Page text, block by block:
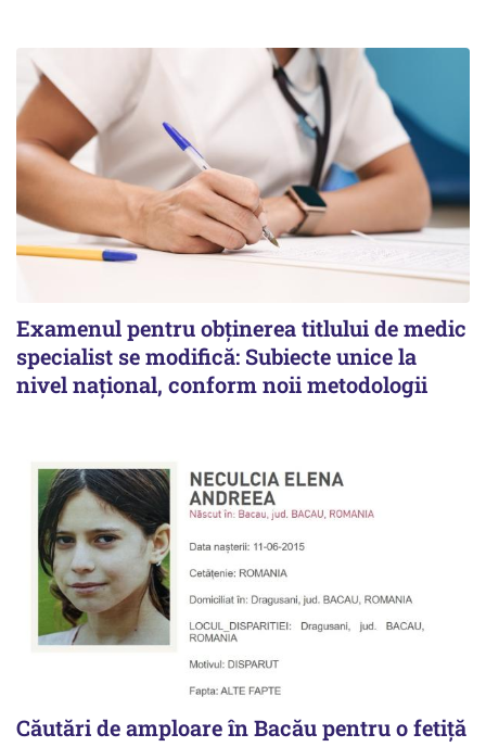
Examenul pentru obținerea titlului de medic
specialist se modifică: Subiecte unice la
nivel național, conform noii metodologii
Căutări de amploare în Bacău pentru o fetiță